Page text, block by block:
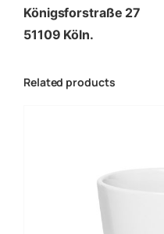
Königsforstraße 27
51109 Köln.
Related products